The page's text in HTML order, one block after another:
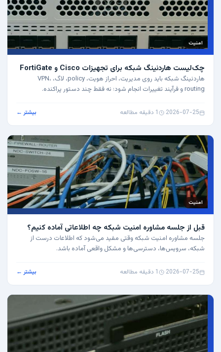
امنیت
چک‌لیست هاردنینگ شبکه برای تجهیزات Cisco و FortiGate
هاردنینگ شبکه باید روی مدیریت، احراز هویت، policy، لاگ، VPN،
routing و فرآیند تغییرات انجام شود؛ نه فقط چند دستور پراکنده.
2026-07-25
· 1 دقیقه مطالعه بیشتر ←
امنیت
قبل از جلسه مشاوره امنیت شبکه چه اطلاعاتی آماده کنیم؟
جلسه مشاوره امنیت شبکه وقتی مفید می‌شود که اطلاعات درست از
شبکه، سرویس‌ها، دسترسی‌ها و مشکل واقعی آماده باشد.
2026-07-25
· 1 دقیقه مطالعه بیشتر ←